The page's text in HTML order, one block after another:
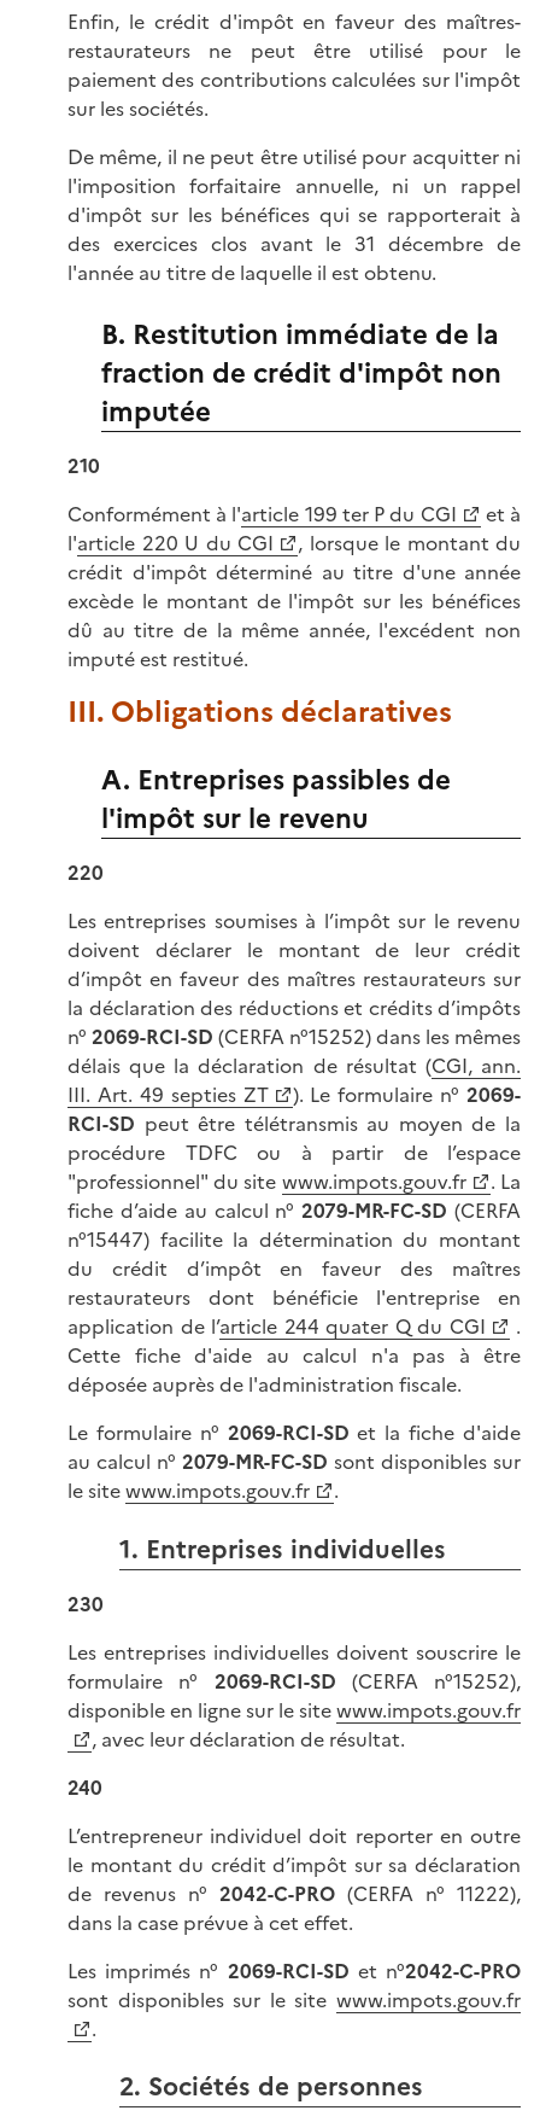
Enfin, le crédit d'impôt en faveur des maîtres-
restaurateurs ne peut être utilisé pour le
paiement des contributions calculées sur l'impôt
sur les sociétés.
De même, il ne peut être utilisé pour acquitter ni
l'imposition forfaitaire annuelle, ni un rappel
d'impôt sur les bénéfices qui se rapporterait à
des exercices clos avant le 31 décembre de
l'année au titre de laquelle il est obtenu.
B. Restitution immédiate de la
fraction de crédit d'impôt non
imputée
210
Conformément à l'article 199 ter P du CGI
et à
l'article 220 U du CGI
, lorsque le montant du
crédit d'impôt déterminé au titre d'une année
excède le montant de l'impôt sur les bénéfices
dû au titre de la même année, l'excédent non
imputé est restitué.
III. Obligations déclaratives
A. Entreprises passibles de
l'impôt sur le revenu
220
Les entreprises soumises à l’impôt sur le revenu
doivent déclarer le montant de leur crédit
d’impôt en faveur des maîtres restaurateurs sur
la déclaration des réductions et crédits d’impôts
n° 2069-RCI-SD (CERFA n°15252) dans les mêmes
délais que la déclaration de résultat (CGI, ann.
III. Art. 49 septies ZT
). Le formulaire n° 2069-
RCI-SD peut être télétransmis au moyen de la
procédure TDFC ou à partir de l’espace
"professionnel" du site www.impots.gouv.fr
. La
fiche d’aide au calcul n°2079-MR-FC-SD (CERFA
n°15447) facilite la détermination du montant
du crédit d’impôt en faveur des maîtres
restaurateurs dont bénéficie l'entreprise en
application de l’article 244 quater Q du CGI
.
Cette fiche d'aide au calcul n'a pas à être
déposée auprès de l'administration fiscale.
Le formulaire n° 2069-RCI-SD et la fiche d'aide
au calcul n° 2079-MR-FC-SD sont disponibles sur
le sitewww.impots.gouv.fr .
1. Entreprises individuelles
230
Les entreprises individuelles doivent souscrire le
formulaire n° 2069-RCI-SD (CERFA n°15252),
disponible en ligne sur le sitewww.impots.gouv.fr
, avec leur déclaration de résultat.
240
L’entrepreneur individuel doit reporter en outre
le montant du crédit d’impôt sur sa déclaration
de revenus n° 2042-C-PRO (CERFA n° 11222),
dans la case prévue à cet effet.
Les imprimés n° 2069-RCI-SD et n°2042-C-PRO
sont disponibles sur le site www.impots.gouv.fr
.
2. Sociétés de personnes